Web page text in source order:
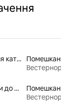
Оренда помешкань для катання на лижах «від порога»
Помешкання з виходом до пляжу